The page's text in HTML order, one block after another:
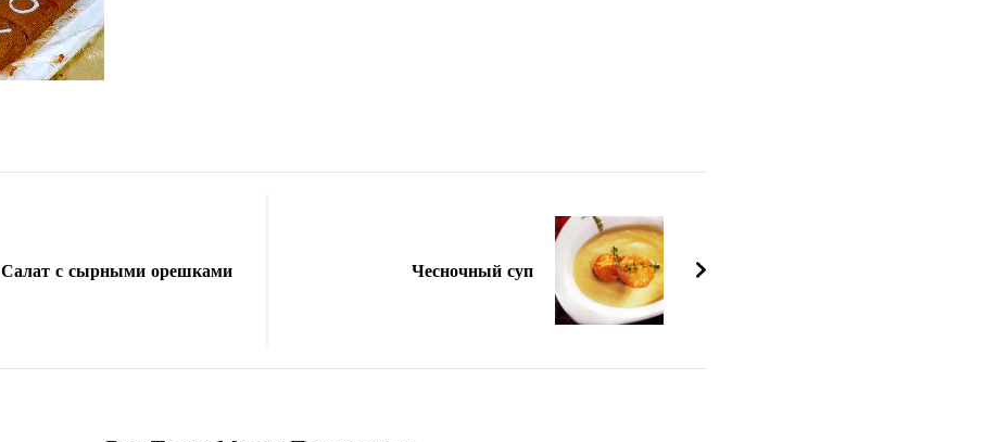
Салат с сырными орешками Чесночный суп